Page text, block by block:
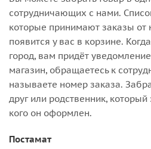
сотрудничающих с нами.
которые принимают заказы
появится у вас в корзине.
город, вам придёт
магазин, обращаетесь к
называете номер заказа.
друг или родственник,
кого он оформлен.
Постамат